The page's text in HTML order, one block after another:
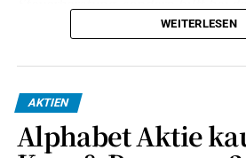
spanische,
sind
Strategie
für Privatanleger mit Depot in
Das Wichtigste zur
auf Dividenden in Kürze
Deutsche
Auf Kapitalerträge
WEITERLESEN
AKTIEN
Alphabet Aktie